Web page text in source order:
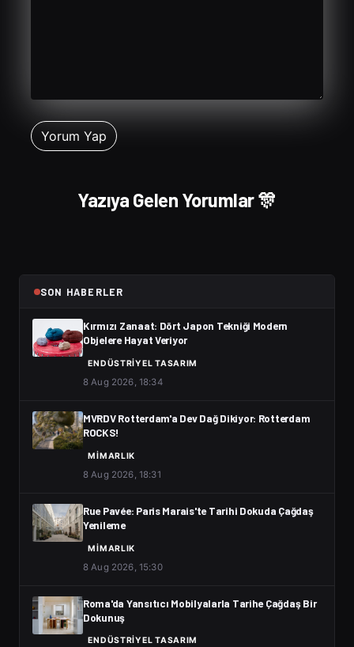
Yazıya Gelen Yorumlar 🎊
SON HABERLER
Kırmızı Zanaat: Dört Japon Tekniği Modern
Objelere Hayat Veriyor
ENDÜSTRIYEL TASARIM
8 Aug 2026, 18:34
MVRDV Rotterdam'a Dev Dağ Dikiyor: Rotterdam
ROCKS!
MIMARLIK
8 Aug 2026, 18:31
Rue Pavée: Paris Marais'te Tarihi Dokuda Çağdaş
Yenileme
MIMARLIK
8 Aug 2026, 15:30
Roma'da Yansıtıcı Mobilyalarla Tarihe Çağdaş Bir
Dokunuş
ENDÜSTRIYEL TASARIM